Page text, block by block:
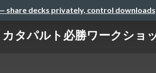
share decks privately, control
タパルト必勝ワークショ